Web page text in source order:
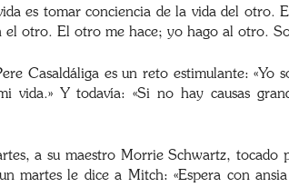
es tomar conciencia de la vida del otro.
el otro. El otro me hace; yo hago al otro.
Casaldáliga es un reto estimulante: «Yo
vida.» Y todavía: «Si no hay causas
a su maestro Morrie Schwartz, tocado
martes le dice a Mitch: «Espera con